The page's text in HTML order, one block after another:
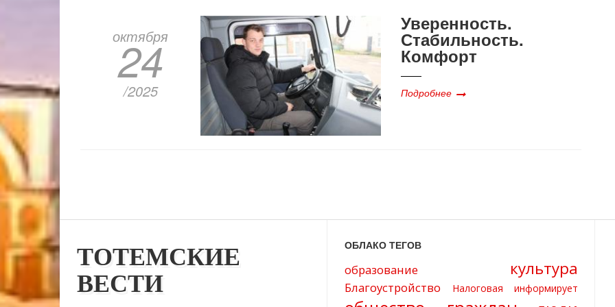
октября
24
/2025
Уверенность.
Стабильность.
Комфорт
Подробнее
ТОТЕМСКИЕ
ВЕСТИ
ОБЛАКО ТЕГОВ
образование культура
Благоустройство Налоговая информирует